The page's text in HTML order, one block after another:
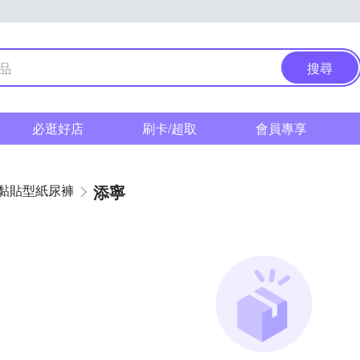
搜尋
必逛好店 刷卡/超取 會員專享
貼型紙尿褲 添寧